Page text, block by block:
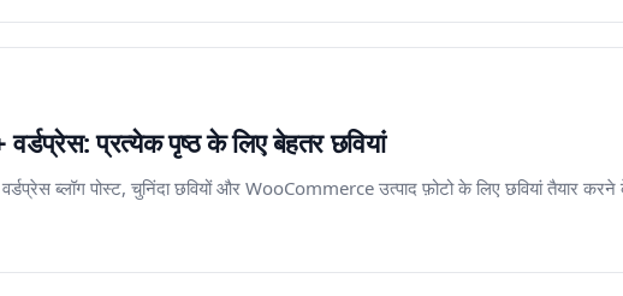
​​प्रत्येक पृष्ठ के लिए बेहतर छवियां
ब्लॉग पोस्ट, चुनिंदा छवियों और WooCommerce उत्पाद फ़ोटो के लिए छवियां तैयार